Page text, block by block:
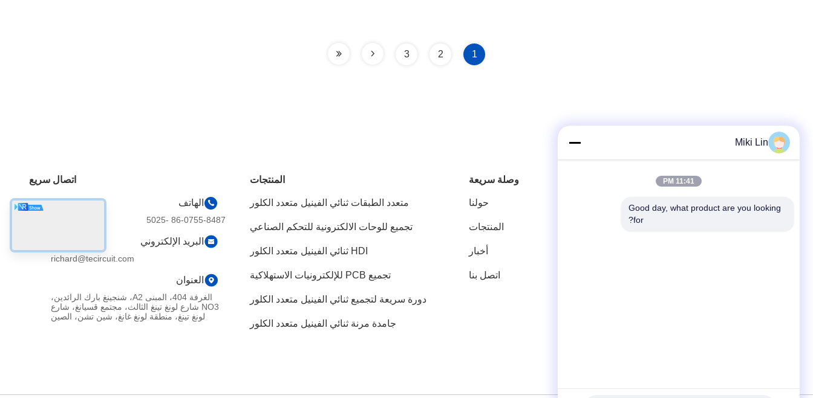
1
2
3
وصلة سريعة
حولنا
المنتجات
أخبار
اتصل بنا
المنتجات
متعدد الطبقات ثنائي الفينيل متعدد الكلور
تجميع للوحات الالكترونية للتحكم الصناعي
HDI ثنائي الفينيل متعدد الكلور
تجميع PCB للإلكترونيات الاستهلاكية
دورة سريعة لتجميع ثنائي الفينيل متعدد الكلور
جامدة مرنة ثنائي الفينيل متعدد الكلور
اتصال سريع
الهاتف
86-0755-8487 -5025
البريد الإلكتروني
richard@tecircuit.com
العنوان
الغرفة 404، المبنى A2، شنجينغ بارك الرائدين،
NO3 شارع لونغ تينغ الثالث، مجتمع قسيانغ، شارع
لونغ تينغ، منطقة لونغ غانغ، شين تشن، الصين
Miki Lin
11:41 PM
Good day, what product are you looking
for?